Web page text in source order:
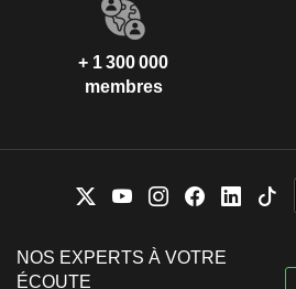
+ 1 300 000
membres
NOS EXPERTS À VOTRE
ÉCOUTE